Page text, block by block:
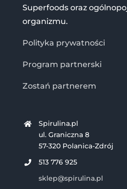
Superfoods oraz
organizmu.
Polityka prywatności
Program partnerski
Zostań partnerem
Spirulina.pl
ul. Graniczna 8
57-320 Polanica-Zdrój
513 776 925
sklep@spirulina.pl